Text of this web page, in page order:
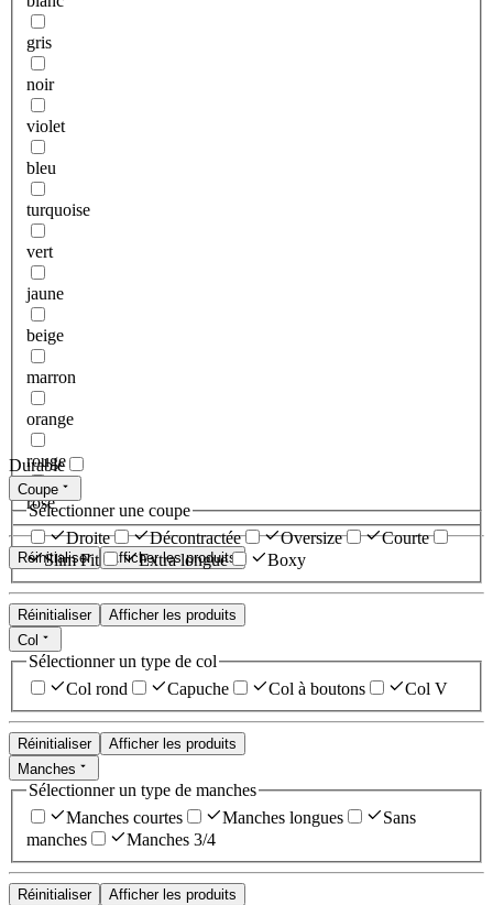
gris
noir
violet
bleu
turquoise
vert
jaune
beige
marron
orange
rouge
rose
Réinitialiser Afficher les produits
Durable
Coupe
Sélectionner une coupe
Droite
Décontractée Oversize
Courte
Slim Fit
Extra longue Boxy
Réinitialiser
Afficher les produits
Col
Sélectionner un type de col
Col rond
Capuche Col à boutons Col V
Réinitialiser
Afficher les produits
Manches
Sélectionner un type de manches
Manches courtes
Manches longues
Sans
manches
Manches 3/4
Réinitialiser Afficher les produits